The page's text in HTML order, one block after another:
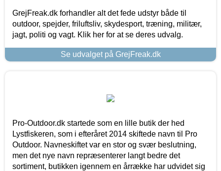
GrejFreak.dk forhandler alt det fede udstyr både til
outdoor, spejder, friluftsliv, skydesport, træning, militær,
jagt, politi og vagt. Klik her for at se deres udvalg.
Se udvalget på GrejFreak.dk
Pro-Outdoor.dk startede som en lille butik der hed
Lystfiskeren, som i efteråret 2014 skiftede navn til Pro
Outdoor. Navneskiftet var en stor og svær beslutning,
men det nye navn repræsenterer langt bedre det
sortiment, butikken igennem en årrække har udvidet sig